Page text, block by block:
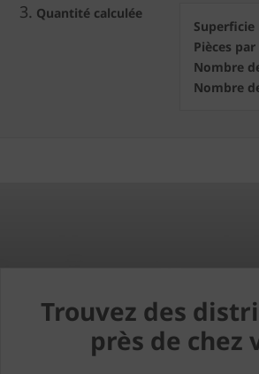
3. Quantité calculée
Superficie
Pièces par
Nombre
Nombre
Trouvez des
près de chez